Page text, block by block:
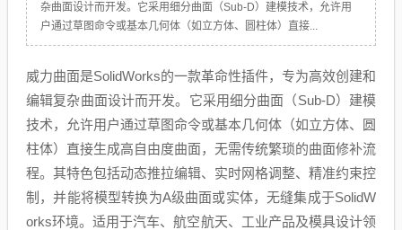
杂曲面设计而开发。它采用细分曲面（Sub-D）建模技术，允许用
户通过草图命令或基本几何体（如立方体、圆柱体）直接...
威力曲面是SolidWorks的一款革命性插件，专为高效创建和
编辑复杂曲面设计而开发。它采用细分曲面（Sub-D）建模
技术，允许用户通过草图命令或基本几何体（如立方体、圆
柱体）直接生成高自由度曲面，无需传统繁琐的曲面修补流
程。其特色包括动态推拉编辑、实时网格调整、精准约束控
制，并能将模型转换为A级曲面或实体，无缝集成于SolidW
orks环境。适用于汽车、航空航天、工业产品及模具设计领